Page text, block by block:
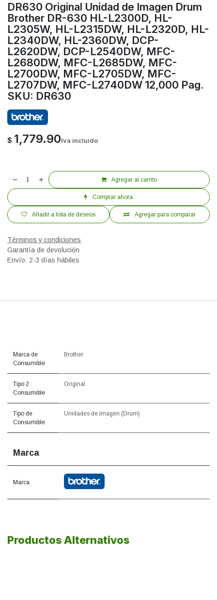
DR630 Original Unidad de Imagen Drum
Brother DR-630 HL-L2300D, HL-
L2305W, HL-L2315DW, HL-L2320D, HL-
L2340DW, HL-2360DW, DCP-
L2620DW, DCP-L2540DW, MFC-
L2680DW, MFC-L2685DW, MFC-
L2700DW, MFC-L2705DW, MFC-
L2707DW, MFC-L2740DW 12,000 Pag.
SKU: DR630
$ 1,779.90Iva incluido
Agregar al carrito
Comprar ahora
Agregar para comparar
Añadir a lista de deseos
Términos y condiciones
Garantía de devolución
Envío: 2-3 días hábiles
Marca de
Consumible
Brother
Tipo 2
Consumible
Original
Tipo de
Consumible
Unidades de Imagen (Drum)
Marca
Marca
Productos Alternativos